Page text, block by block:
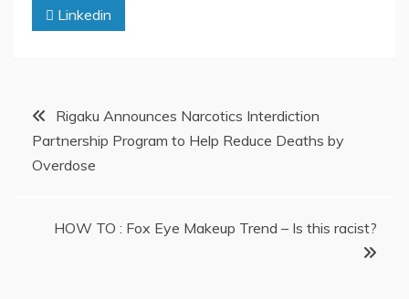
Linkedin
Post
navigation
Rigaku Announces Narcotics Interdiction
Partnership Program to Help Reduce Deaths by
Overdose
HOW TO : Fox Eye Makeup Trend – Is this racist?